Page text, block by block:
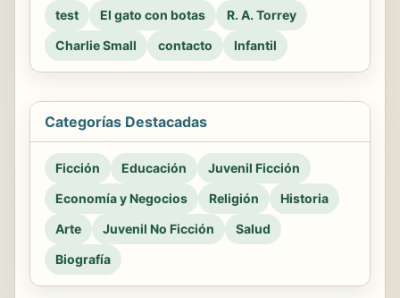
test El gato con botas
R. A. Torrey
Charlie Small
contacto Infantil
Categorías Destacadas
Ficción Educación
Juvenil Ficción
Economía y Negocios
Religión
Historia
Arte
Juvenil No Ficción
Salud
Biografía